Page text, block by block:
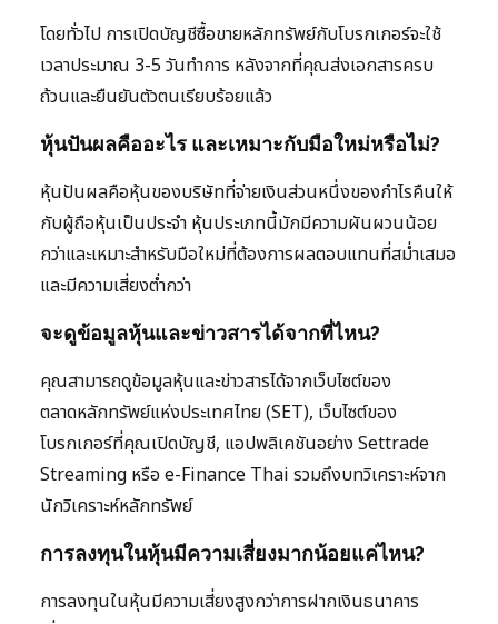
โดยทั่วไป การเปิดบัญชีซื้อขายหลักทรัพย์กับโบรกเกอร์จะใช้
เวลาประมาณ 3-5 วันทำการ หลังจากที่คุณส่งเอกสารครบ
ถ้วนและยืนยันตัวตนเรียบร้อยแล้ว
หุ้นปันผลคืออะไร และเหมาะกับมือใหม่หรือไม่?
หุ้นปันผลคือหุ้นของบริษัทที่จ่ายเงินส่วนหนึ่งของกำไรคืนให้
กับผู้ถือหุ้นเป็นประจำ หุ้นประเภทนี้มักมีความผันผวนน้อย
กว่าและเหมาะสำหรับมือใหม่ที่ต้องการผลตอบแทนที่สม่ำเสมอ
และมีความเสี่ยงต่ำกว่า
จะดูข้อมูลหุ้นและข่าวสารได้จากที่ไหน?
คุณสามารถดูข้อมูลหุ้นและข่าวสารได้จากเว็บไซต์ของ
ตลาดหลักทรัพย์แห่งประเทศไทย (SET), เว็บไซต์ของ
โบรกเกอร์ที่คุณเปิดบัญชี, แอปพลิเคชันอย่าง Settrade
Streaming หรือ e-Finance Thai รวมถึงบทวิเคราะห์จาก
นักวิเคราะห์หลักทรัพย์
การลงทุนในหุ้นมีความเสี่ยงมากน้อยแค่ไหน?
การลงทุนในหุ้นมีความเสี่ยงสูงกว่าการฝากเงินธนาคาร